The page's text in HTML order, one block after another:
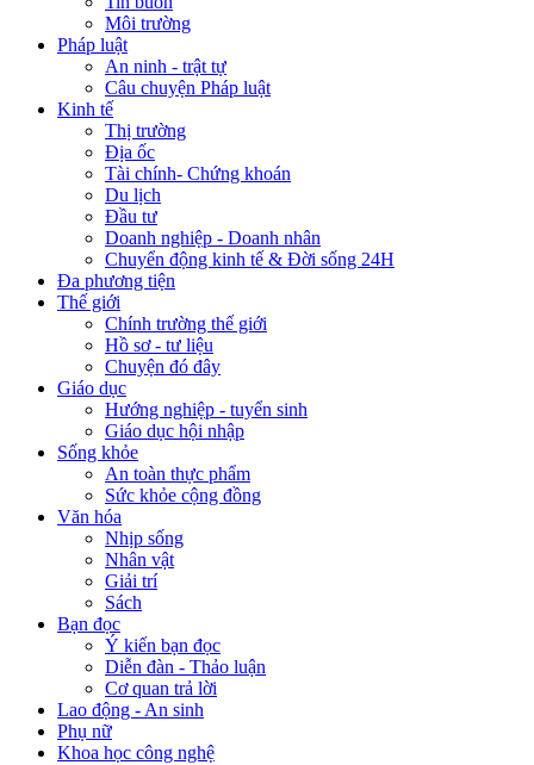
Môi trường
Pháp luật
An ninh - trật tự
Câu chuyện Pháp luật
Kinh tế
Thị trường
Địa ốc
Tài chính- Chứng khoán
Du lịch
Đầu tư
Doanh nghiệp - Doanh nhân
Chuyển động kinh tế & Đời sống 24H
Đa phương tiện
Thế giới
Chính trường thế giới
Hồ sơ - tư liệu
Chuyện đó đây
Giáo dục
Hướng nghiệp - tuyển sinh
Giáo dục hội nhập
Sống khỏe
An toàn thực phẩm
Sức khỏe cộng đồng
Văn hóa
Nhịp sống
Nhân vật
Giải trí
Sách
Bạn đọc
Ý kiến bạn đọc
Diễn đàn - Thảo luận
Cơ quan trả lời
Lao động - An sinh
Phụ nữ
Khoa học công nghệ